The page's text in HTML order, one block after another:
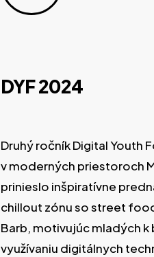
DYF2024
Druhý ročník Digital Youth
v moderných priestoroch
prinieslo inšpiratívne
chillout zónu so street
Barb, motivujúc mladých
využívaniu digitálnych